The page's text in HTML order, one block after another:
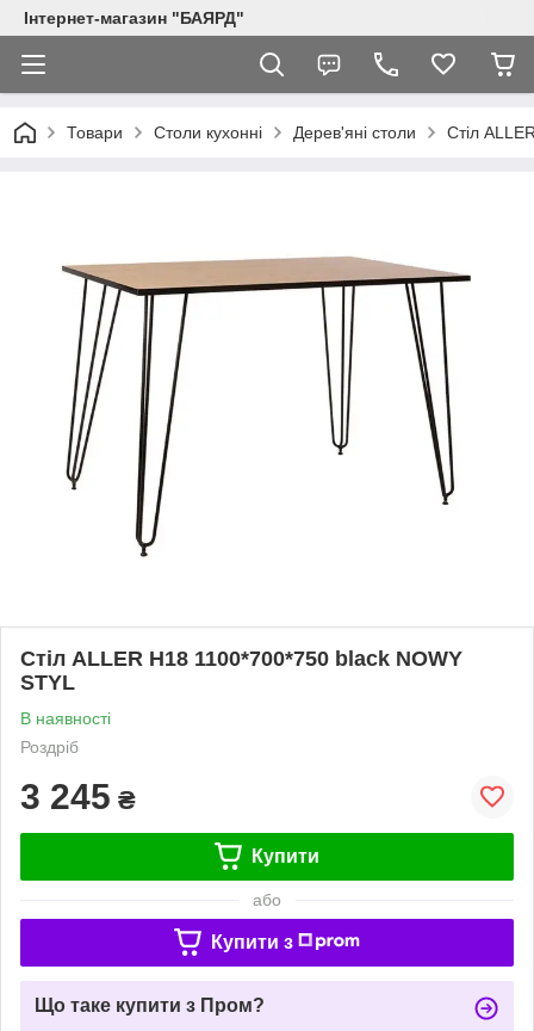
Інтернет-магазин "БАЯРД"
Товари Столи кухонні Дерев'яні столи Стіл
Стіл ALLER H18 1100*700*750 black NOWY
STYL
В наявності
Роздріб
3 245 ₴
Купити
або
Купити з
Що таке купити з Пром?